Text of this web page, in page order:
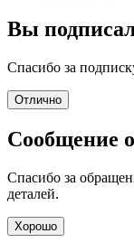
Вы
Спасибо за
Отлично
Сообщение
Спасибо за
деталей.
Хорошо